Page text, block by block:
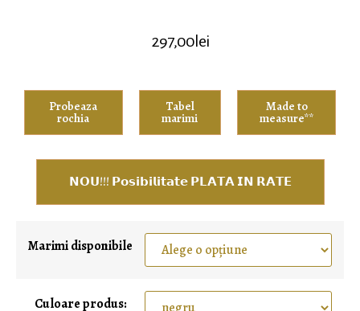
297,00lei
Probeaza
rochia
Tabel
marimi
Made to
measure**
𝗡𝗢𝗨!!! 𝗣𝗼𝘀𝗶𝗯𝗶𝗹𝗶𝘁𝗮𝘁𝗲 𝗣𝗟𝗔𝗧𝗔 𝗜𝗡 𝗥𝗔𝗧𝗘
Marimi disponibile
Culoare produs: